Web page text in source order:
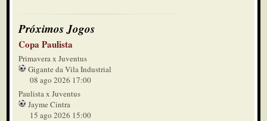
Próximos Jogos
Copa Paulista
Primavera x Juventus
Gigante da Vila Industrial
08 ago 2026 17:00
Paulista x Juventus
Jayme Cintra
15 ago 2026 15:00